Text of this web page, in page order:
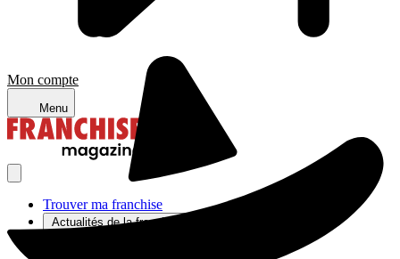
Mon compte
Menu
Trouver ma franchise
Actualités de la franchise